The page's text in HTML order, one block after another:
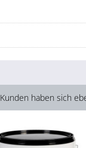
Kunden haben sich